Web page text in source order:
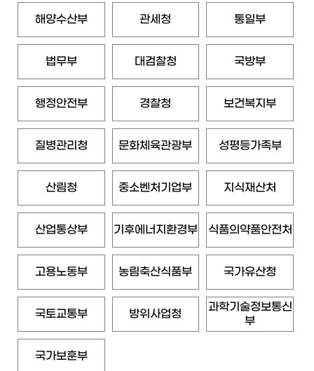
해양수산부 관세청 통일부
법무부 대검찰청 국방부
행정안전부 경찰청 보건복지부
질병관리청 문화체육관광부 성평등가족부
산림청 중소벤처기업부 지식재산처
산업통상부 기후에너지환경부 식품의약품안전처
고용노동부 농림축산식품부 국가유산청
국토교통부 방위사업청
과학기술정보통신
부
국가보훈부